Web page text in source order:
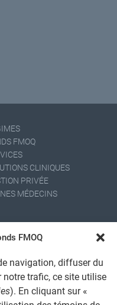
FMOQ
navigation, diffuser du
trafic, ce site utilise
). En cliquant sur «
FMOQ
CLINIQUES
PRIVÉE
MÉDECINS